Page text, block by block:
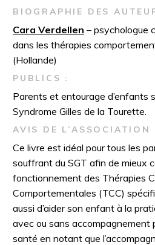
BIOGRAPHIE DES
Cara Verdellen – psychologue
dans les thérapies
(Hollande)
PUBLICS :
Parents et entourage d’enfants
Syndrome Gilles de la Tourette.
AVIS DE L’ASSOCIATION
Ce livre est idéal pour tous les
souffrant du SGT afin de mieux
fonctionnement des Thérapies
Comportementales (TCC)
aussi d’aider son enfant à la
avec ou sans accompagnement
santé en notant que